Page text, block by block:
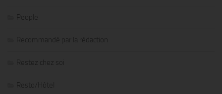
People
Recommandé par la rédaction
Restez chez soi
Resto/Hôtel